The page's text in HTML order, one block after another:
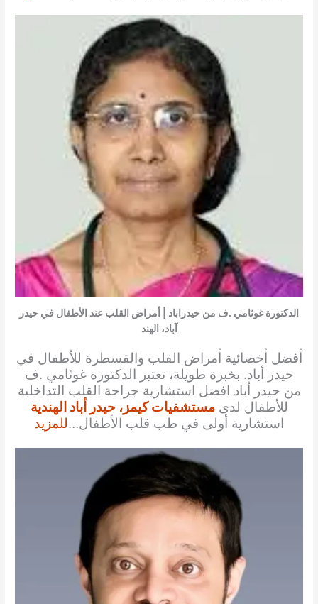
الدكتورة غوثامي .ف من حيدراباد | أمراض القلب عند الأطفال في حيدر
آباد، الهند
أفضل أخصائية أمراض القلب والقسطرة للأطفال في
حيدر أباد. بخبرة طويلة، تعتبر الدكتورة غوثامي .ف
من حيدر أباد افضل استشارية جراحة القلب التداخلية
للأطفال لدىمستشفيات كيمز، حيدر أباد الهندية
استشارية أولى في طب قلب الأطفال…للمزيد